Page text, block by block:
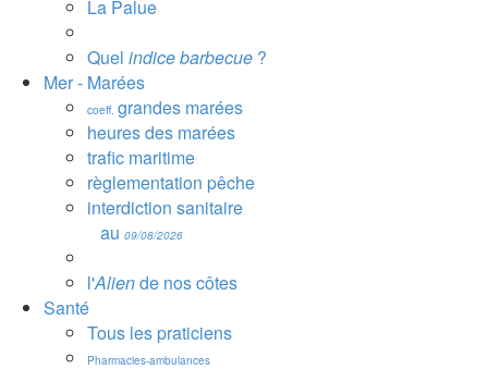
La Palue
Quel indice barbecue ?
Mer - Marées
coeff. grandes marées
heures des marées
trafic maritime
règlementation pêche
interdiction sanitaire
au 09/08/2026
l'Aliende nos côtes
Santé
Tous les praticiens
Pharmacies-ambulances